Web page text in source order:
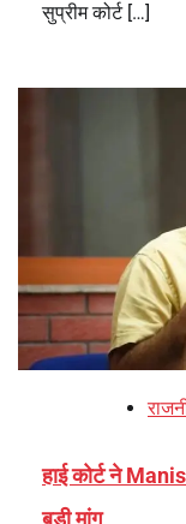
सुप्रीम कोर्ट […]
हाई कोर्ट ने